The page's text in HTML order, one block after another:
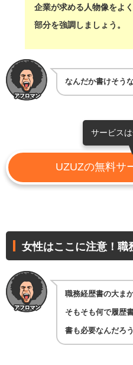
企業が求める人物像をよ
部分を強調しましょう。
なんだか書けそう
サービスは
UZUZの無料サ
女性はここに注意！職
職務経歴書の大ま
そもそも何で履歴
書も必要なんだろう